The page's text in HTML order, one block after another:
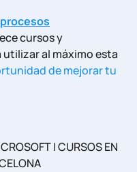
cursos y
al máximo esta
de mejorar tu
| CURSOS EN